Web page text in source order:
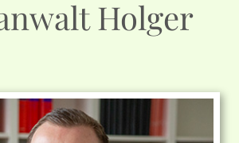
Holger